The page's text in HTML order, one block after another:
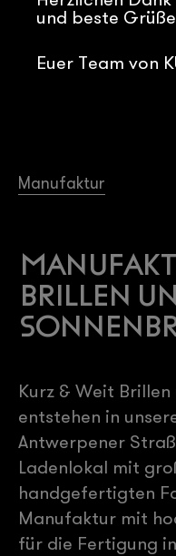
Manufaktur
Brillen
Kurz & Weit
entstehen in
Antwerpener
Ladenlokal mit
handgefertigten
Manufaktur mit
für die Fertigung
und beste Grüße
Euer Team von